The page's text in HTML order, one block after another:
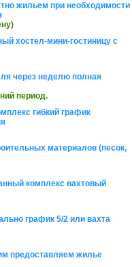
жильем при необходимости
хостел-мини-гостиницу с
через неделю полная
период.
гибкий график
материалов (песок,
комплекс вахтовый
график 5/2 или вахта
предоставляем жилье